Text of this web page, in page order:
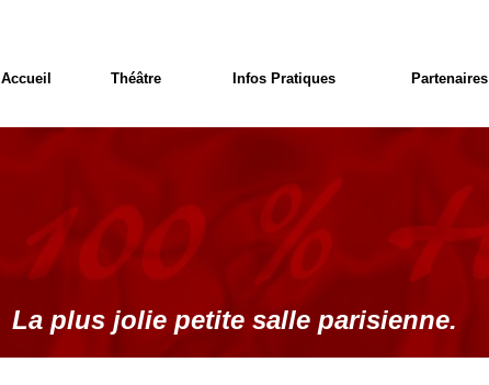
La plus jolie petite salle parisienne.
Accueil Théâtre Infos Pratiques Partenaires